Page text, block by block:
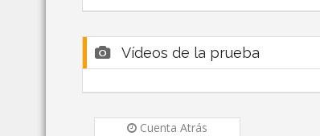
Vídeos de la prueba
Cuenta Atrás